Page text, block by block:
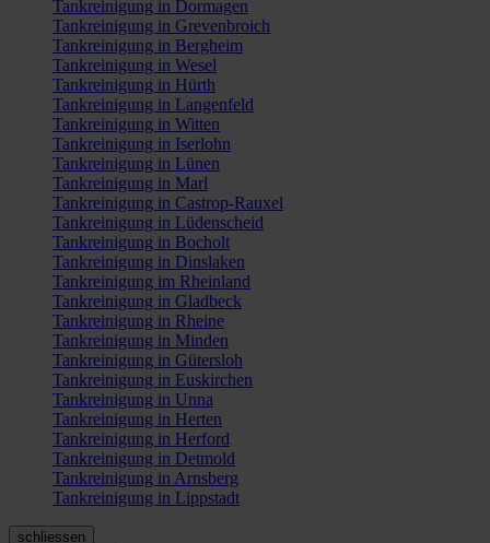
Tankreinigung in Dormagen
Tankreinigung in Grevenbroich
Tankreinigung in Bergheim
Tankreinigung in Wesel
Tankreinigung in Hürth
Tankreinigung in Langenfeld
Tankreinigung in Witten
Tankreinigung in Iserlohn
Tankreinigung in Lünen
Tankreinigung in Marl
Tankreinigung in Castrop-Rauxel
Tankreinigung in Lüdenscheid
Tankreinigung in Bocholt
Tankreinigung in Dinslaken
Tankreinigung im Rheinland
Tankreinigung in Gladbeck
Tankreinigung in Rheine
Tankreinigung in Minden
Tankreinigung in Gütersloh
Tankreinigung in Euskirchen
Tankreinigung in Unna
Tankreinigung in Herten
Tankreinigung in Herford
Tankreinigung in Detmold
Tankreinigung in Arnsberg
Tankreinigung in Lippstadt
schliessen